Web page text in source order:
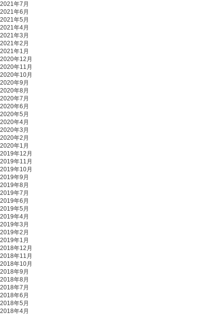
2021年7月
2021年6月
2021年5月
2021年4月
2021年3月
2021年2月
2021年1月
2020年12月
2020年11月
2020年10月
2020年9月
2020年8月
2020年7月
2020年6月
2020年5月
2020年4月
2020年3月
2020年2月
2020年1月
2019年12月
2019年11月
2019年10月
2019年9月
2019年8月
2019年7月
2019年6月
2019年5月
2019年4月
2019年3月
2019年2月
2019年1月
2018年12月
2018年11月
2018年10月
2018年9月
2018年8月
2018年7月
2018年6月
2018年5月
2018年4月